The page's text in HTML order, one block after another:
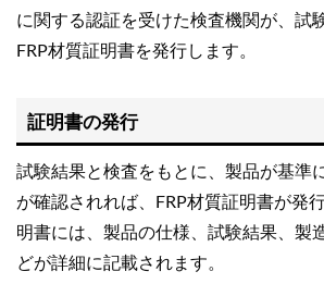
に関する認証を受けた検査機関が、試
FRP材質証明書を発行します。
証明書の発行
試験結果と検査をもとに、製品が基準
が確認されれば、FRP材質証明書が発
明書には、製品の仕様、試験結果、製
どが詳細に記載されます。